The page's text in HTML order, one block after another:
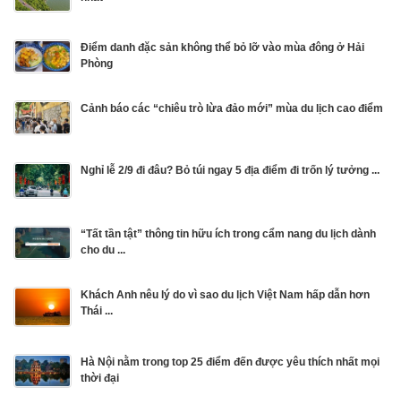
Điểm danh đặc sản không thể bỏ lỡ vào mùa đông ở Hải
Phòng
Cảnh báo các “chiêu trò lừa đảo mới” mùa du lịch cao điểm
Nghỉ lễ 2/9 đi đâu? Bỏ túi ngay 5 địa điểm đi trốn lý tưởng ...
“Tất tần tật” thông tin hữu ích trong cẩm nang du lịch dành
cho du ...
Khách Anh nêu lý do vì sao du lịch Việt Nam hấp dẫn hơn
Thái ...
Hà Nội nằm trong top 25 điểm đến được yêu thích nhất mọi
thời đại